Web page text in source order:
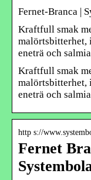
Fernet-Branca |
Kraftfull smak
malörtsbitterhet,
eneträ och
Kraftfull smak
malörtsbitterhet,
eneträ och
http s://
Fernet